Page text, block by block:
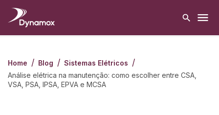
Home / Blog / Sistemas Elétricos /
Análise elétrica na manutenção: como escolher entre CSA,
VSA, PSA, IPSA, EPVA e MCSA